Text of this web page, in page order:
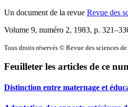
Un document de la revue Revue des
Volume 9, numéro 2, 1983, p.
Tous droits réservés © Revue des sciences
Feuilleter les articles de ce
Distinction entre maternage et